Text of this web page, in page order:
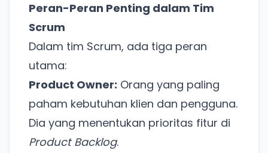
Peran-Peran Penting dalam Tim
Scrum
Dalam tim Scrum, ada tiga peran
utama:
Product Owner: Orang yang paling
paham kebutuhan klien dan pengguna.
Dia yang menentukan prioritas fitur di
Product Backlog.